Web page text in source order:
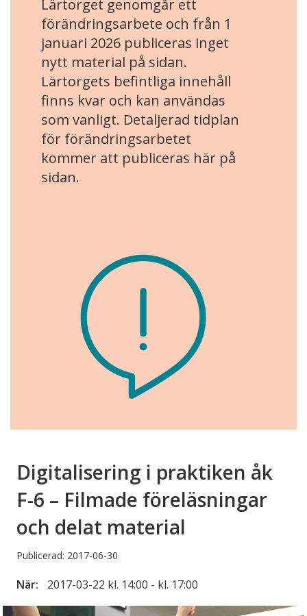
Lärtorget genomgår ett
förändringsarbete och från 1
januari 2026 publiceras inget
nytt material på sidan.
Lärtorgets befintliga innehåll
finns kvar och kan användas
som vanligt. Detaljerad tidplan
för förändringsarbetet
kommer att publiceras här på
sidan.
Digitalisering i praktiken åk
F-6 – Filmade föreläsningar
och delat material
Publicerad: 2017-06-30
När: 2017-03-22 kl. 14:00 - kl. 17:00